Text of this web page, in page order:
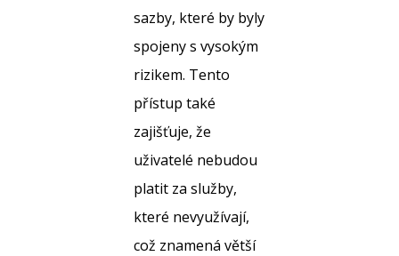
sazby, které by byly
spojeny s vysokým
rizikem. Tento
přístup také
zajišťuje, že
uživatelé nebudou
platit za služby,
které nevyužívají,
což znamená větší